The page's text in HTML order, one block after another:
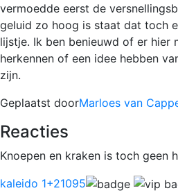
vermoedde eerst de
geluid zo hoog is staat dat toch
lijstje. Ik ben benieuwd of er hier
herkennen of een idee hebben
zijn.
Geplaatst doorMarloes van
Reacties
Knoepen en kraken is toch geen
kaleido 1+21095